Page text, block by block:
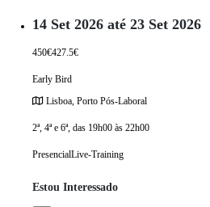
14 Set 2026 até 23 Set 2026
450€427.5€
Early Bird
Lisboa, Porto Pós-Laboral
2ª, 4ª e 6ª, das 19h00 às 22h00
PresencialLive-Training
Estou Interessado